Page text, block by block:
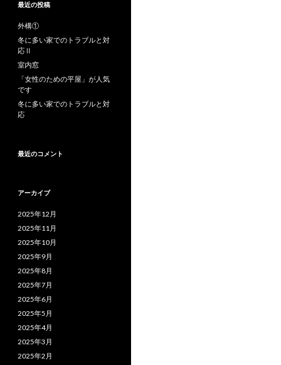
最近の投稿
外構①
冬に多い家でのトラブルと対
応Ⅱ
室内窓
「女性のための平屋」が人気
です
冬に多い家でのトラブルと対
応
最近のコメント
アーカイブ
2025年12月
2025年11月
2025年10月
2025年9月
2025年8月
2025年7月
2025年6月
2025年5月
2025年4月
2025年3月
2025年2月